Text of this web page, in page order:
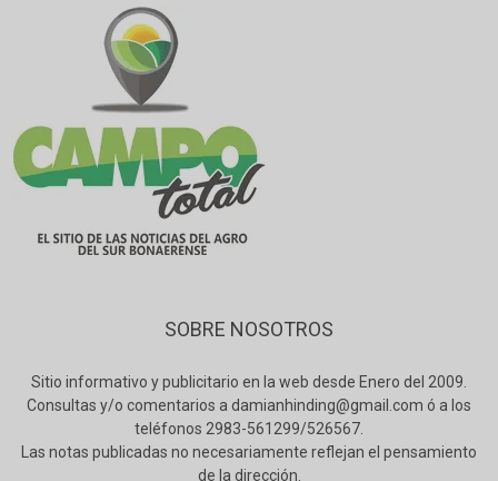
SOBRE NOSOTROS
Sitio informativo y publicitario en la web desde Enero del 2009.
Consultas y/o comentarios a damianhinding@gmail.com ó a los
teléfonos 2983-561299/526567.
Las notas publicadas no necesariamente reflejan el pensamiento
de la dirección.